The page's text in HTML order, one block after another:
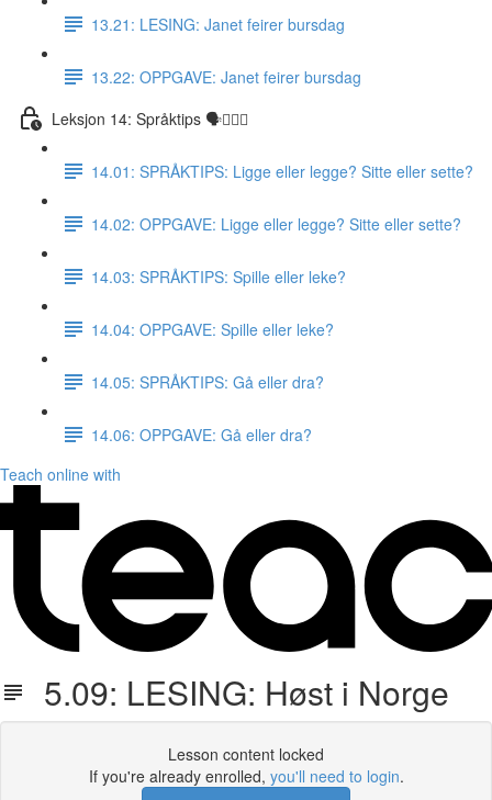
13.21: LESING: Janet feirer bursdag
13.22: OPPGAVE: Janet feirer bursdag
Leksjon 14: Språktips 🗣☝🏼✅
14.01: SPRÅKTIPS: Ligge eller legge? Sitte eller sette?
14.02: OPPGAVE: Ligge eller legge? Sitte eller sette?
14.03: SPRÅKTIPS: Spille eller leke?
14.04: OPPGAVE: Spille eller leke?
14.05: SPRÅKTIPS: Gå eller dra?
14.06: OPPGAVE: Gå eller dra?
Teach online with
5.09: LESING: Høst i Norge
Lesson content locked
If you're already enrolled, you'll need to login.